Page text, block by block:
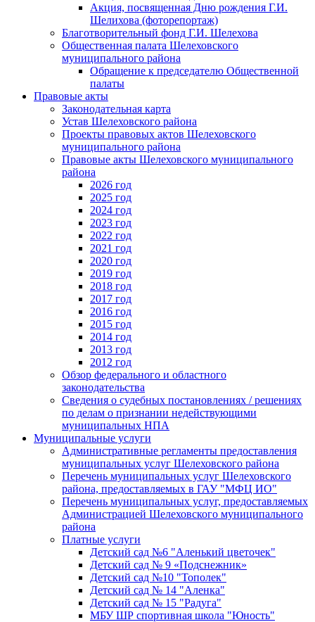
Акция, посвященная Дню рождения Г.И.
Шелихова (фоторепортаж)
Благотворительный фонд Г.И. Шелехова
Общественная палата Шелеховского
муниципального района
Обращение к председателю Общественной
палаты
Правовые акты
Законодательная карта
Устав Шелеховского района
Проекты правовых актов Шелеховского
муниципального района
Правовые акты Шелеховского муниципального
района
2026 год
2025 год
2024 год
2023 год
2022 год
2021 год
2020 год
2019 год
2018 год
2017 год
2016 год
2015 год
2014 год
2013 год
2012 год
Обзор федерального и областного
законодательства
Сведения о судебных постановлениях / решениях
по делам о признании недействующими
муниципальных НПА
Муниципальные услуги
Административные регламенты предоставления
муниципальных услуг Шелеховского района
Перечень муниципальных услуг Шелеховского
района, предоставляемых в ГАУ "МФЦ ИО"
Перечень муниципальных услуг, предоставляемых
Администрацией Шелеховского муниципального
района
Платные услуги
Детский сад №6 "Аленький цветочек"
Детский сад № 9 «Подснежник»
Детский сад №10 "Тополек"
Детский сад № 14 "Аленка"
Детский сад № 15 "Радуга"
МБУ ШР спортивная школа "Юность"